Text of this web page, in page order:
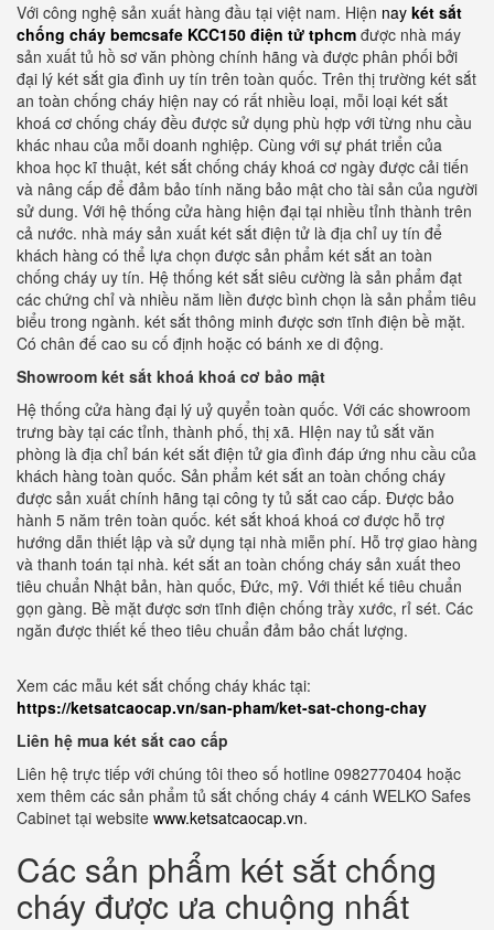
Với công nghệ sản xuất hàng đầu tại việt nam. Hiện nay két sắt
chống cháy bemcsafe KCC150 điện tử tphcm được nhà máy
sản xuất tủ hồ sơ văn phòng chính hãng và được phân phối bởi
đại lý két sắt gia đình uy tín trên toàn quốc. Trên thị trường két sắt
an toàn chống cháy hiện nay có rất nhiều loại, mỗi loại két sắt
khoá cơ chống cháy đều được sử dụng phù hợp với từng nhu cầu
khác nhau của mỗi doanh nghiệp. Cùng với sự phát triển của
khoa học kĩ thuật, két sắt chống cháy khoá cơ ngày được cải tiến
và nâng cấp để đảm bảo tính năng bảo mật cho tài sản của người
sử dung. Với hệ thống cửa hàng hiện đại tại nhiều tỉnh thành trên
cả nước. nhà máy sản xuất két sắt điện tử là địa chỉ uy tín để
khách hàng có thể lựa chọn được sản phẩm két sắt an toàn
chống cháy uy tín. Hệ thống két sắt siêu cường là sản phẩm đạt
các chứng chỉ và nhiều năm liền được bình chọn là sản phẩm tiêu
biểu trong ngành. két sắt thông minh được sơn tĩnh điện bề mặt.
Có chân đế cao su cố định hoặc có bánh xe di động.
Showroom két sắt khoá khoá cơ bảo mật
Hệ thống cửa hàng đại lý uỷ quyển toàn quốc. Với các showroom
trưng bày tại các tỉnh, thành phố, thị xã. HIện nay tủ sắt văn
phòng là địa chỉ bán két sắt điện tử gia đình đáp ứng nhu cầu của
khách hàng toàn quốc. Sản phẩm két sắt an toàn chống cháy
được sản xuất chính hãng tại công ty tủ sắt cao cấp. Được bảo
hành 5 năm trên toàn quốc. két sắt khoá khoá cơ được hỗ trợ
hướng dẫn thiết lập và sử dụng tại nhà miễn phí. Hỗ trợ giao hàng
và thanh toán tại nhà. két sắt an toàn chống cháy sản xuất theo
tiêu chuẩn Nhật bản, hàn quốc, Đức, mỹ. Với thiết kế tiêu chuẩn
gọn gàng. Bề mặt được sơn tĩnh điện chống trầy xước, rỉ sét. Các
ngăn được thiết kế theo tiêu chuẩn đảm bảo chất lượng.
Xem các mẫu két sắt chống cháy khác tại:
https://ketsatcaocap.vn/san-pham/ket-sat-chong-chay
Liên hệ mua két sắt cao cấp
Liên hệ trực tiếp với chúng tôi theo số hotline 0982770404 hoặc
xem thêm các sản phẩm tủ sắt chống cháy 4 cánh WELKO Safes
Cabinet tại website www.ketsatcaocap.vn.
Các sản phẩm két sắt chống
cháy được ưa chuộng nhất